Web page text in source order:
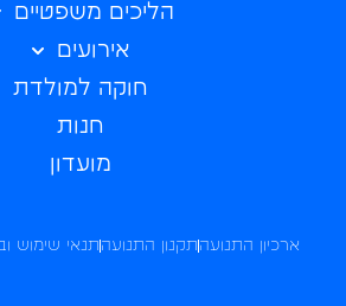
הליכים משפטיים
אירועים
חוקה למולדת
חנות
מועדון
ארכיון התנועה תקנון התנועה תנאי שימוש